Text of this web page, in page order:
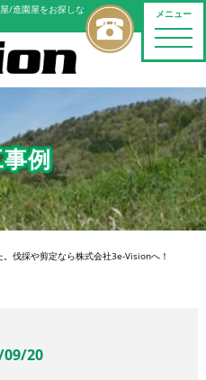
メニュー
toggle
/造園屋をお探しな
例
伐採や剪定なら株式会社3e-Visionへ！
09/20